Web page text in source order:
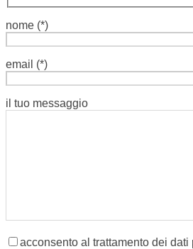
nome (*)
email (*)
il tuo messaggio
acconsento al trattamento dei dati